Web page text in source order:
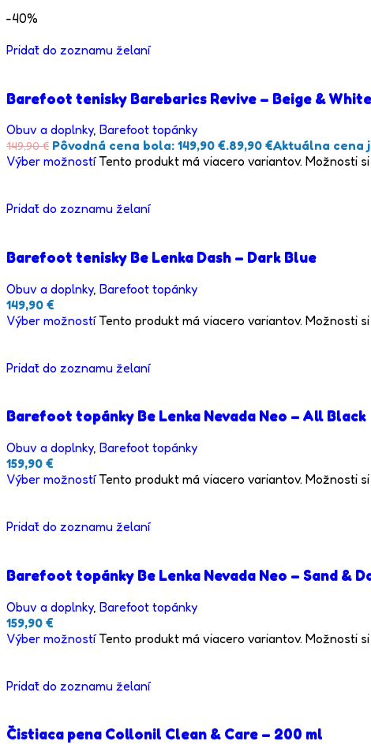
-40%
Pridať do zoznamu želaní
Barefoot tenisky Barebarics Revive – Beige & White
Obuv a doplnky, Barefoot topánky
149,90€ Pôvodná cena bola: 149,90 €.89,90 €Aktuálna cena
Výber možností Tento produkt má viacero variantov. Možnosti
Pridať do zoznamu želaní
Barefoot tenisky Be Lenka Dash – Dark Blue
Obuv a doplnky, Barefoot topánky
149,90 €
Výber možností Tento produkt má viacero variantov. Možnosti
Pridať do zoznamu želaní
Barefoot topánky Be Lenka Nevada Neo – All Black
Obuv a doplnky, Barefoot topánky
159,90 €
Výber možností Tento produkt má viacero variantov. Možnosti
Pridať do zoznamu želaní
Barefoot topánky Be Lenka Nevada Neo – Sand &
Obuv a doplnky, Barefoot topánky
159,90 €
Výber možností Tento produkt má viacero variantov. Možnosti
Pridať do zoznamu želaní
Čistiaca pena Collonil Clean & Care – 200 ml